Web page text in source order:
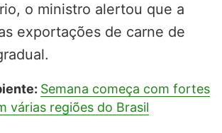
o ministro alertou que a
exportações de carne de
Semana começa com fortes
várias regiões do Brasil